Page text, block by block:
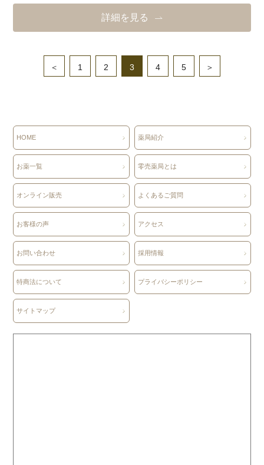
詳細を見る
＜ 1 2 3 4 5 ＞
HOME 薬局紹介
お薬一覧 零売薬局とは
オンライン販売 よくあるご質問
お客様の声 アクセス
お問い合わせ 採用情報
特商法について プライバシーポリシー
サイトマップ